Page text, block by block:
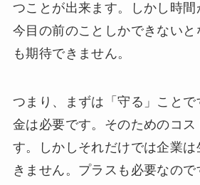
つことが出来ます。しかし時間
今目の前のことしかできないと
も期待できません。
つまり、まずは「守る」こと
金は必要です。そのためのコ
す。しかしそれだけでは企業
きません。プラスも必要なの